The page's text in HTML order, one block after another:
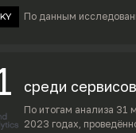
По данным
среди
По итогам анализа 31
2023 годах,